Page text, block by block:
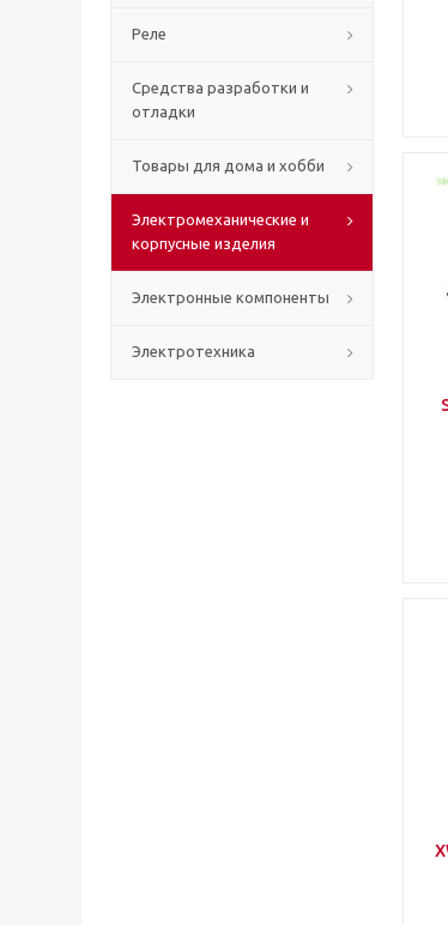
Реле
Средства разработки и
отладки
Товары для дома и хобби
Электромеханические и
корпусные изделия
Электронные компоненты
Электротехника